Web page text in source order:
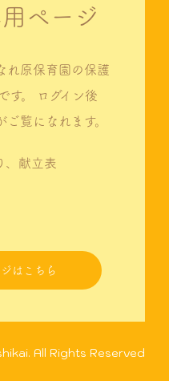
ページ
れ原保育園の保護
。
ログイン後
覧になれます。
、献立表
はこちら
All Rights Reserved